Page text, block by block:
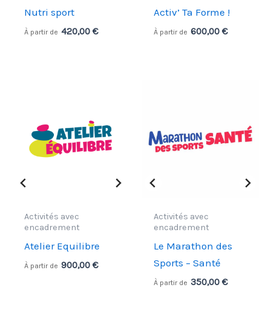
Nutri sport
À partir de 420,00€
Activ’ Ta Forme !
À partir de 600,00€
Activités avec
encadrement
Atelier Equilibre
À partir de 900,00€
Activités avec
encadrement
Le Marathon des
Sports – Santé
À partir de 350,00€